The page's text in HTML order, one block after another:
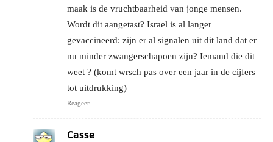
maak is de vruchtbaarheid van jonge mensen.
Wordt dit aangetast? Israel is al langer
gevaccineerd: zijn er al signalen uit dit land dat er
nu minder zwangerschapoen zijn? Iemand die dit
weet ? (komt wrsch pas over een jaar in de cijfers
tot uitdrukking)
Reageer
Casse